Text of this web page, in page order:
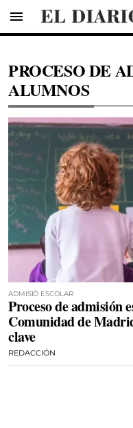
menu
PROCESO DE
ALUMNOS
ADMISIÓ ESCOLAR
Proceso de admisión
Comunidad de
clave
REDACCIÓN